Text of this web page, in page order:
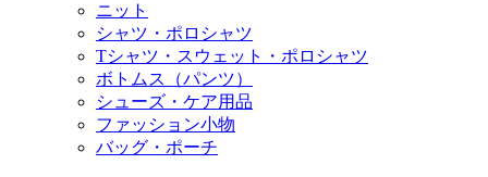
ニット
シャツ・ポロシャツ
Tシャツ・スウェット・ポロシャツ
ボトムス（パンツ）
シューズ・ケア用品
ファッション小物
バッグ・ポーチ